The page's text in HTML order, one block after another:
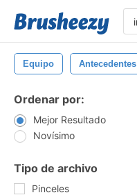
Equipo Antecedentes
Ordenar por:
Mejor Resultado
Novísimo
Tipo de archivo
Pinceles